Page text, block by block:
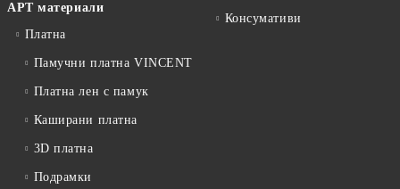
АРТ материали
Платна
Памучни платна VINCENT
Платна лен с памук
Каширани платна
3D платна
Подрамки
Консумативи